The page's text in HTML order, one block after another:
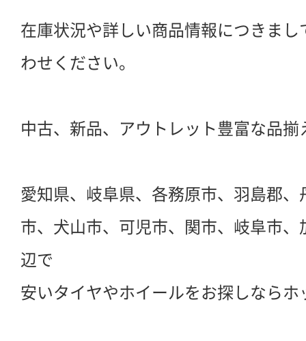
在庫状況や詳しい商品情報につきま
わせください。
中古、新品、アウトレット豊富な品揃
愛知県、岐阜県、各務原市、羽島郡
市、犬山市、可児市、関市、岐阜市
辺で
安いタイヤやホイールをお探しなら